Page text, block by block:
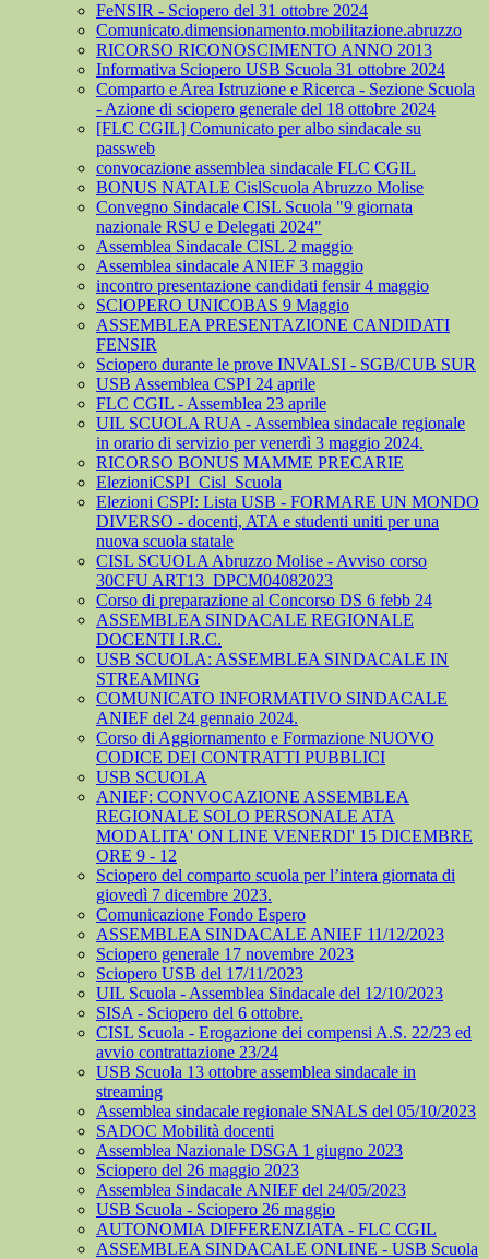
FeNSIR - Sciopero del 31 ottobre 2024
Comunicato.dimensionamento.mobilitazione.abruzzo
RICORSO RICONOSCIMENTO ANNO 2013
Informativa Sciopero USB Scuola 31 ottobre 2024
Comparto e Area Istruzione e Ricerca - Sezione Scuola
- Azione di sciopero generale del 18 ottobre 2024
[FLC CGIL] Comunicato per albo sindacale su
passweb
convocazione assemblea sindacale FLC CGIL
BONUS NATALE CislScuola Abruzzo Molise
Convegno Sindacale CISL Scuola "9 giornata
nazionale RSU e Delegati 2024"
Assemblea Sindacale CISL 2 maggio
Assemblea sindacale ANIEF 3 maggio
incontro presentazione candidati fensir 4 maggio
SCIOPERO UNICOBAS 9 Maggio
ASSEMBLEA PRESENTAZIONE CANDIDATI
FENSIR
Sciopero durante le prove INVALSI - SGB/CUB SUR
USB Assemblea CSPI 24 aprile
FLC CGIL - Assemblea 23 aprile
UIL SCUOLA RUA - Assemblea sindacale regionale
in orario di servizio per venerdì 3 maggio 2024.
RICORSO BONUS MAMME PRECARIE
ElezioniCSPI_Cisl_Scuola
Elezioni CSPI: Lista USB - FORMARE UN MONDO
DIVERSO - docenti, ATA e studenti uniti per una
nuova scuola statale
CISL SCUOLA Abruzzo Molise - Avviso corso
30CFU ART13_DPCM04082023
Corso di preparazione al Concorso DS 6 febb 24
ASSEMBLEA SINDACALE REGIONALE
DOCENTI I.R.C.
USB SCUOLA: ASSEMBLEA SINDACALE IN
STREAMING
COMUNICATO INFORMATIVO SINDACALE
ANIEF del 24 gennaio 2024.
Corso di Aggiornamento e Formazione NUOVO
CODICE DEI CONTRATTI PUBBLICI
USB SCUOLA
ANIEF: CONVOCAZIONE ASSEMBLEA
REGIONALE SOLO PERSONALE ATA
MODALITA' ON LINE VENERDI' 15 DICEMBRE
ORE 9 - 12
Sciopero del comparto scuola per l’intera giornata di
giovedì 7 dicembre 2023.
Comunicazione Fondo Espero
ASSEMBLEA SINDACALE ANIEF 11/12/2023
Sciopero generale 17 novembre 2023
Sciopero USB del 17/11/2023
UIL Scuola - Assemblea Sindacale del 12/10/2023
SISA - Sciopero del 6 ottobre.
CISL Scuola - Erogazione dei compensi A.S. 22/23 ed
avvio contrattazione 23/24
USB Scuola 13 ottobre assemblea sindacale in
streaming
Assemblea sindacale regionale SNALS del 05/10/2023
SADOC Mobilità docenti
Assemblea Nazionale DSGA 1 giugno 2023
Sciopero del 26 maggio 2023
Assemblea Sindacale ANIEF del 24/05/2023
USB Scuola - Sciopero 26 maggio
AUTONOMIA DIFFERENZIATA - FLC CGIL
ASSEMBLEA SINDACALE ONLINE - USB Scuola